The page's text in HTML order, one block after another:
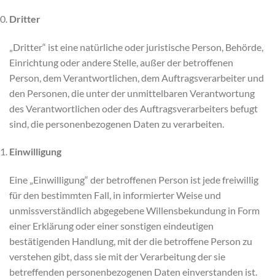
Dritter
„Dritter“ ist eine natürliche oder juristische Person, Behörde,
Einrichtung oder andere Stelle, außer der betroffenen
Person, dem Verantwortlichen, dem Auftragsverarbeiter und
den Personen, die unter der unmittelbaren Verantwortung
des Verantwortlichen oder des Auftragsverarbeiters befugt
sind, die personenbezogenen Daten zu verarbeiten.
Einwilligung
Eine „Einwilligung“ der betroffenen Person ist jede freiwillig
für den bestimmten Fall, in informierter Weise und
unmissverständlich abgegebene Willensbekundung in Form
einer Erklärung oder einer sonstigen eindeutigen
bestätigenden Handlung, mit der die betroffene Person zu
verstehen gibt, dass sie mit der Verarbeitung der sie
betreffenden personenbezogenen Daten einverstanden ist.